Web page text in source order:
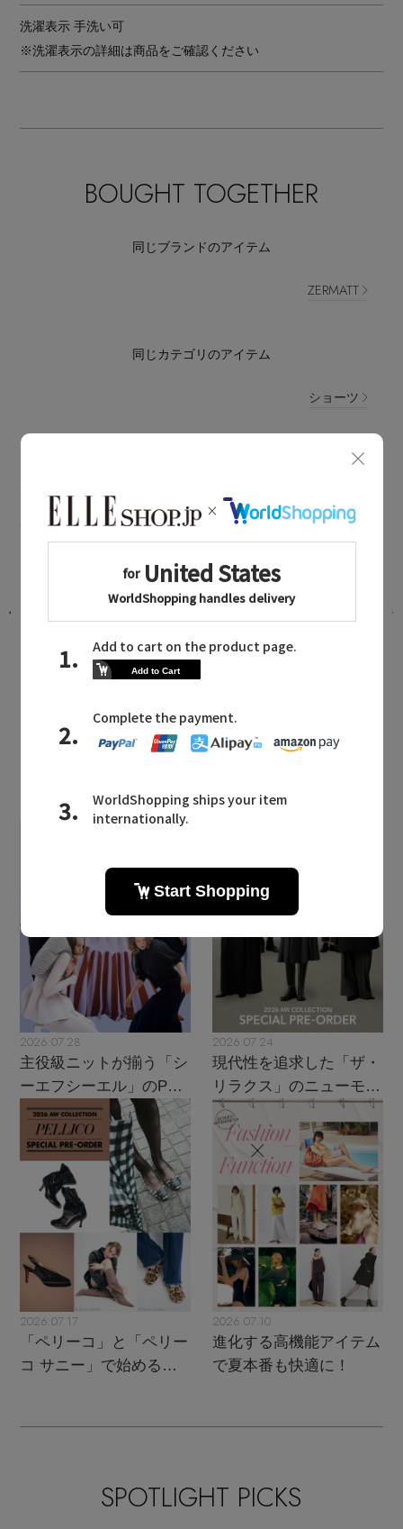
洗濯表示 手洗い可
※洗濯表示の詳細は商品をご確認ください
BOUGHT TOGETHER
同じブランドのアイテム
ZERMATT
同じカテゴリのアイテム
ショーツ
ZERMATT NEWS
ツェルマットに関連するニュース
【再生産】シーズン問わず活躍！パッ
ド付きノンレースキャミソール
2026.07.28
主役級ニットが揃う「シ
ーエフシーエル」のPOP
UPがスタート
2026.07.24
現代性を追求した「ザ・
リラクス」のニューモダ
ンクラシック
2026.07.17
「ペリーコ」と「ペリー
コ サニー」で始める秋
2026.07.10
進化する高機能アイテム
で夏本番も快適に！
SPOTLIGHT PICKS